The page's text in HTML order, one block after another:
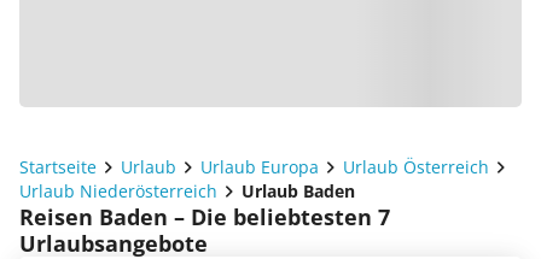
Startseite Urlaub Urlaub Europa
Urlaub Österreich
Urlaub Niederösterreich
Urlaub Baden
Reisen Baden – Die beliebtesten 7
Urlaubsangebote